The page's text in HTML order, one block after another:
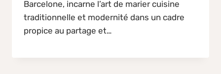
Barcelone, incarne l’art de marier cuisine
traditionnelle et modernité dans un cadre
propice au partage et…